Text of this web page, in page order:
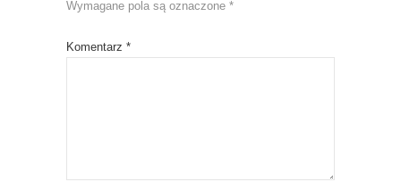
Wymagane pola są oznaczone *
Komentarz *